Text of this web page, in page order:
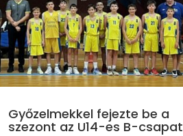
Győzelmekkel fejezte be a
szezont az U14-es B-csapat